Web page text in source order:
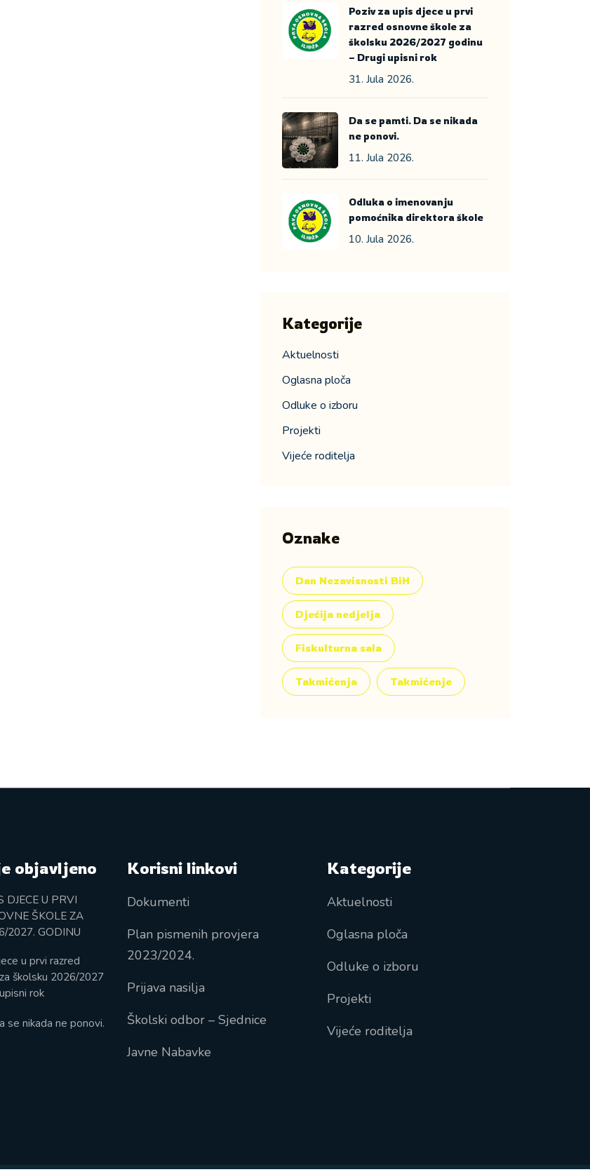
Poziv za upis djece u prvi
razred osnovne škole za
školsku 2026/2027 godinu
– Drugi upisni rok
31. Jula 2026.
Da se pamti. Da se nikada
ne ponovi.
11. Jula 2026.
Odluka o imenovanju
pomoćnika direktora škole
10. Jula 2026.
Kategorije
Aktuelnosti
Oglasna ploča
Odluke o izboru
Projekti
Vijeće roditelja
Oznake
Dan Nezavisnosti BiH
Dječija nedjelja
Fiskulturna sala
Takmičenja Takmičenje
objavljeno
DJECE U PRVI
ŠKOLE ZA
2027. GODINU
u prvi razred
školsku 2026/2027
rok
se nikada ne ponovi.
Korisni linkovi
Dokumenti
Plan pismenih provjera
2023/2024.
Prijava nasilja
Školski odbor – Sjednice
Javne Nabavke
Kategorije
Aktuelnosti
Oglasna ploča
Odluke o izboru
Projekti
Vijeće roditelja